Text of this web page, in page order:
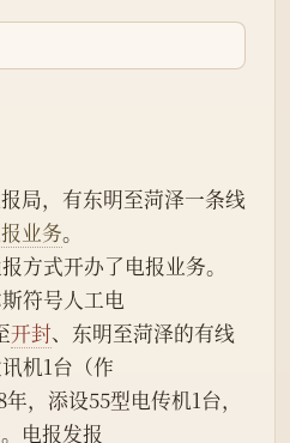
业务。
方式开办了电报业务。
符号人工电
开封、东明至菏泽的有线
机1台（作
，添设55型电传机1台，
电报发报